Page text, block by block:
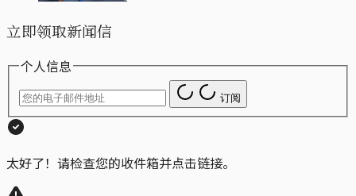
立即领取新闻信
个人信息
订阅
太好了！请检查您的收件箱并点击链接。